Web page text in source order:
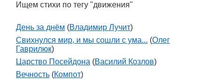
Ищем стихи по тегу "движения"
День за днём (Владимир Лучит)
Свихнулся мир, и мы сошли с ума... (Олег
Гаврилюк)
Царство Посейдона (Василий Козлов)
Вечность (Компот)